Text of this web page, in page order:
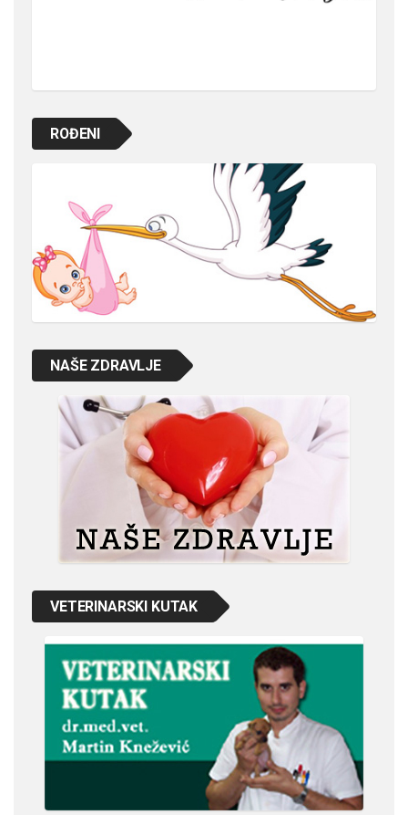
ROĐENI
NAŠE ZDRAVLJE
VETERINARSKI KUTAK